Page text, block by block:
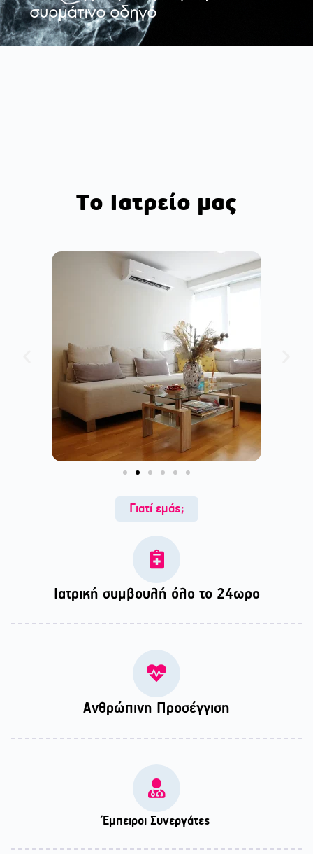
συρμάτινο οδηγό
Το Ιατρείο μας
Γιατί εμάς;
Ιατρική συμβουλή όλο το 24ωρο
Ανθρώπινη Προσέγγιση
Έμπειροι Συνεργάτες